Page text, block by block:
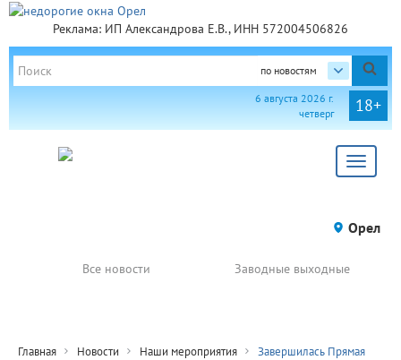
Реклама: ИП Александрова Е.В., ИНН 572004506826
по новостям
18+
6 августа 2026 г.
четверг
Toggle
Орел
Все новости Заводные выходные
Главная Новости Наши мероприятия
Завершилась Прямая